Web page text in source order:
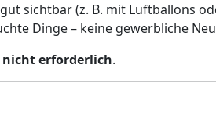
sichtbar (z. B. mit Luftballons
Dinge – keine gewerbliche
nicht erforderlich.